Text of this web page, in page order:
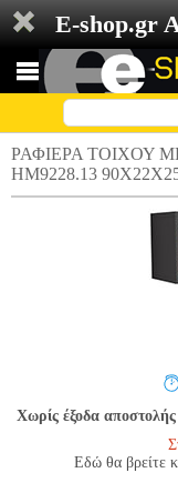
E-shop.gr
ΡΑΦΙΕΡΑ ΤΟΙΧΟΥ
HM9228.13
Χωρίς έξοδα
Εδώ θα βρείτε